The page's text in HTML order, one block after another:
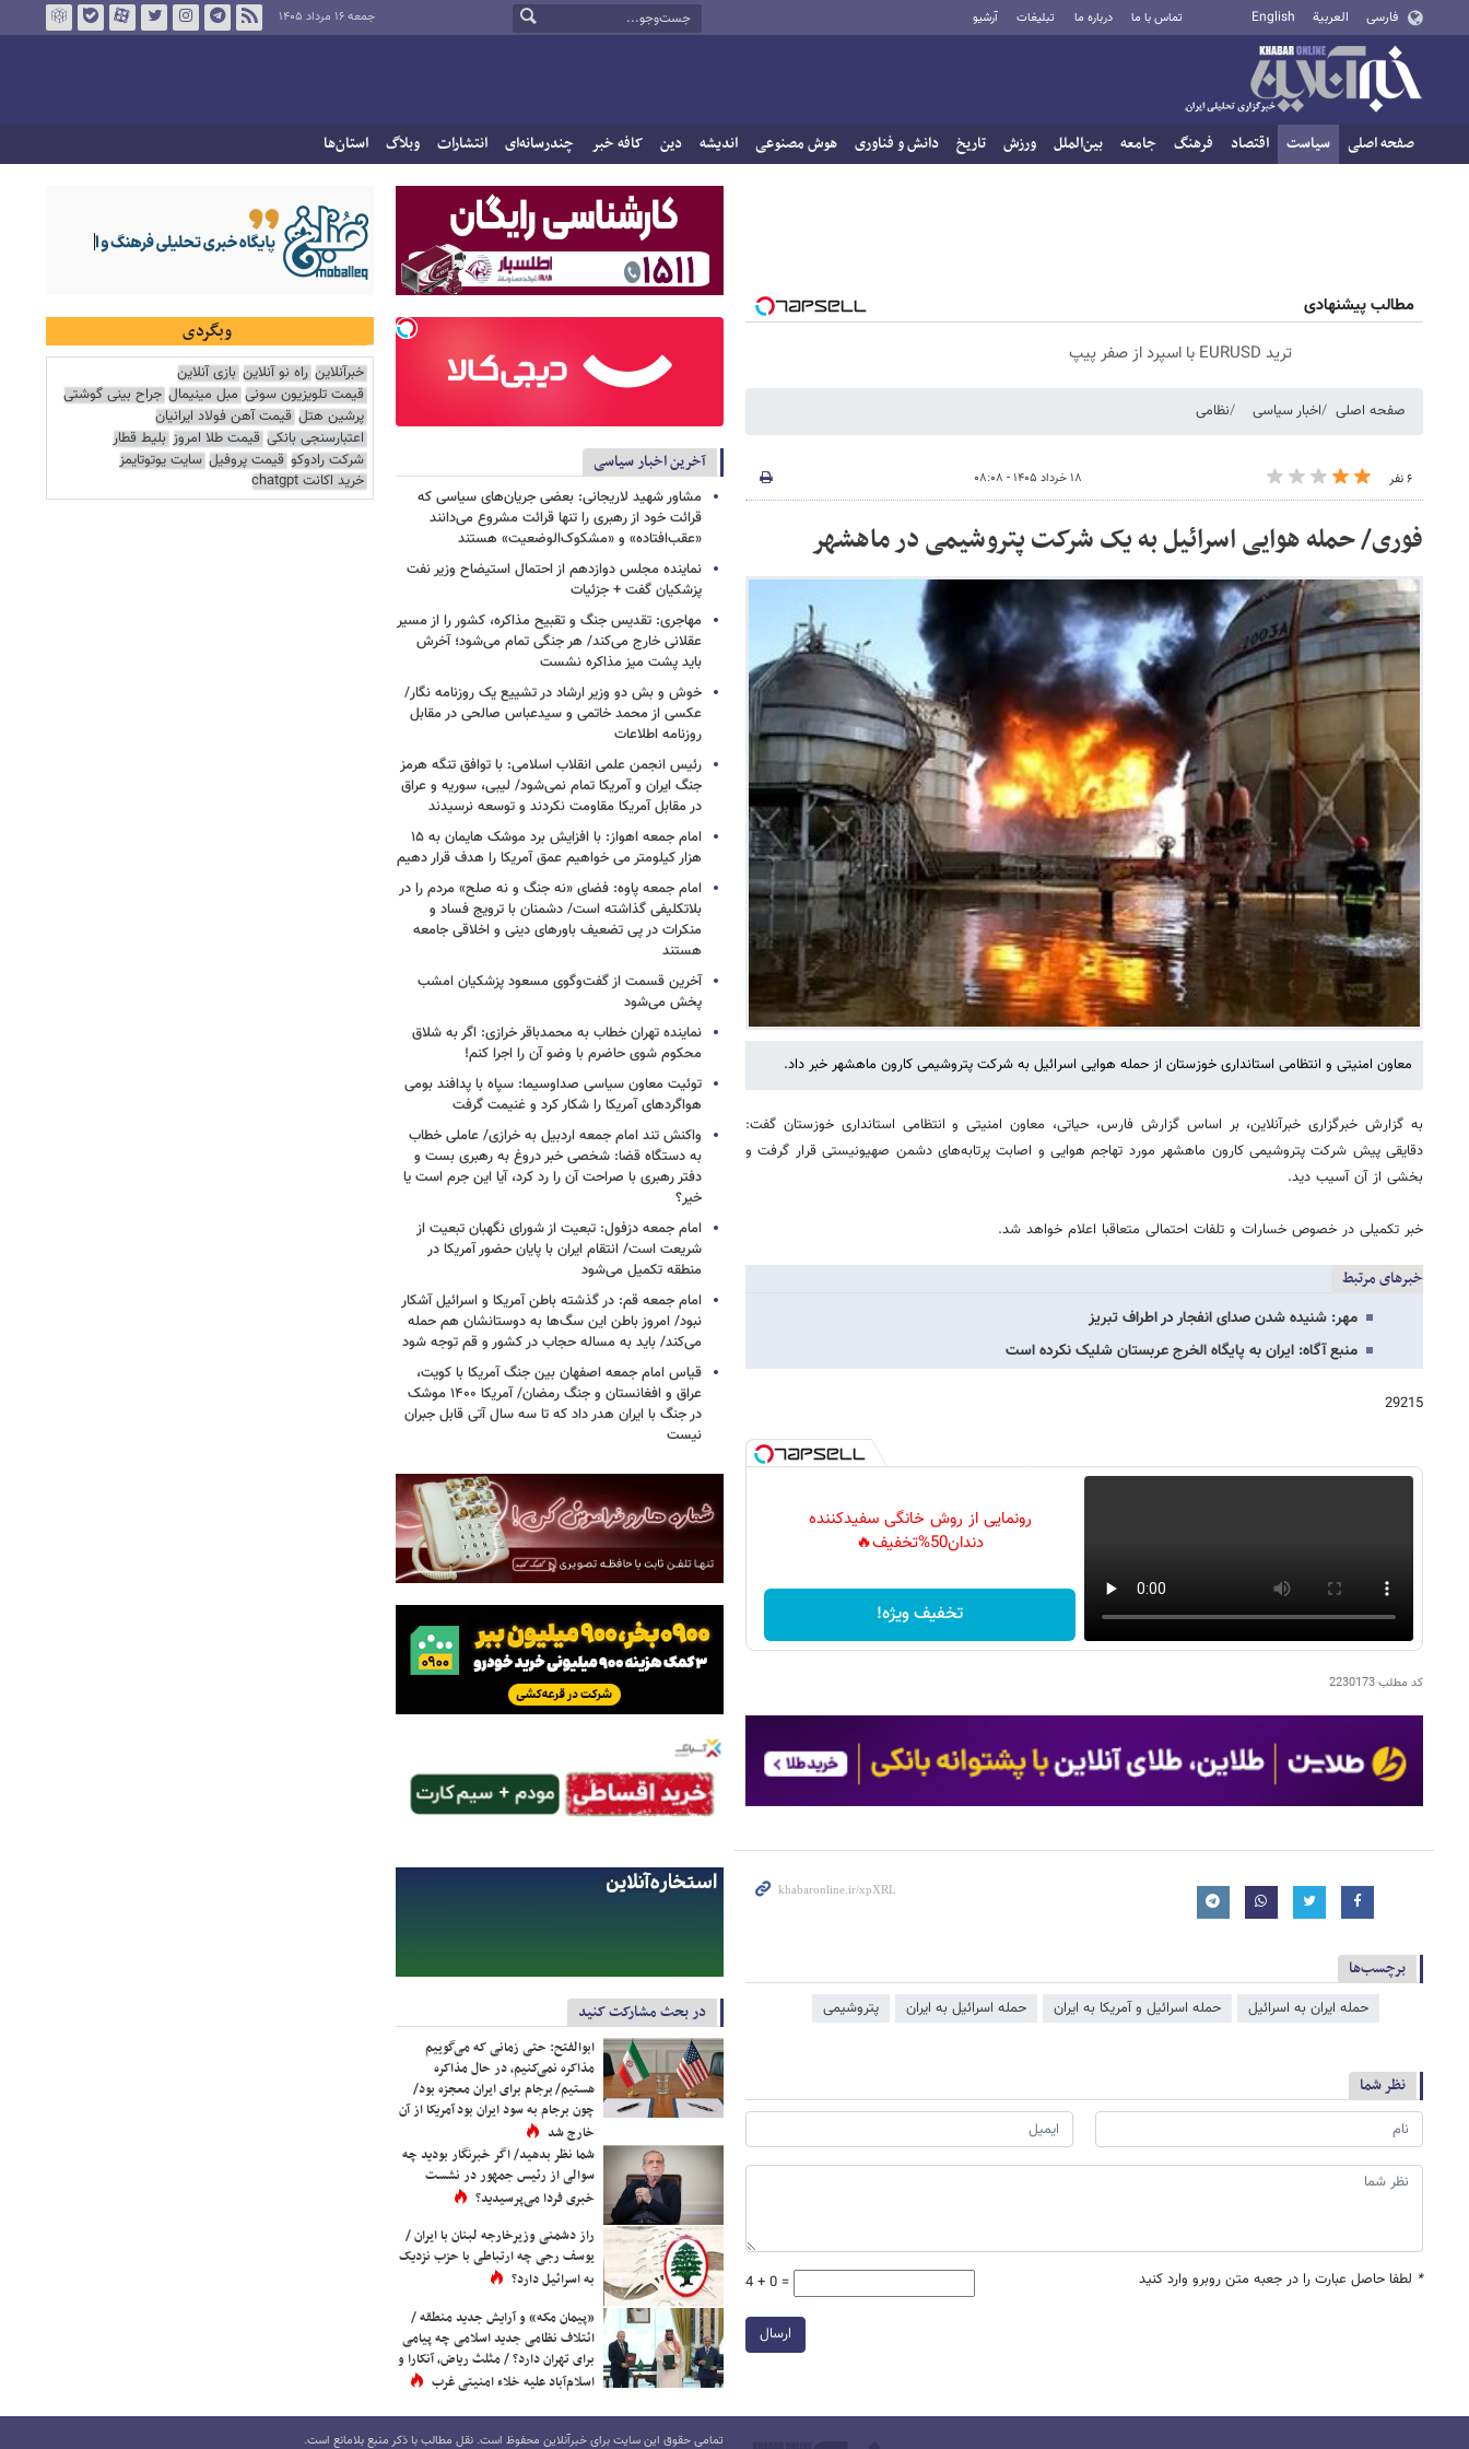
فارسی العربية English تماس با ما درباره ما تبلیغات آرشیو جمعه ۱۶ مرداد ۱۴۰۵
صفحه اصلی سیاست اقتصاد فرهنگ جامعه بین‌الملل ورزش تاریخ دانش و فناوری هوش مصنوعی اندیشه دین کافه خبر چندرسانه‌ای انتشارات وبلاگ استان‌ها
مطالب پیشنهادی
ترید EURUSD با اسپرد از صفر پیپ
صفحه اصلی اخبار سیاسی نظامی
۶ نفر ۱۸ خرداد ۱۴۰۵ - ۰۸:۰۸
فوری/ حمله هوایی اسرائیل به یک شرکت پتروشیمی در ماهشهر
معاون امنیتی و انتظامی استانداری خوزستان از حمله هوایی اسرائیل به شرکت پتروشیمی کارون ماهشهر خبر داد.
به گزارش خبرگزاری خبرآنلاین، بر اساس گزارش فارس، حیاتی، معاون امنیتی و انتظامی استانداری خوزستان گفت:
دقایقی پیش شرکت پتروشیمی کارون ماهشهر مورد تهاجم هوایی و اصابت پرتابه‌های دشمن صهیونیستی قرار گرفت و
بخشی از آن آسیب دید.
خبر تکمیلی در خصوص خسارات و تلفات احتمالی متعاقبا اعلام خواهد شد.
خبرهای مرتبط
مهر: شنیده شدن صدای انفجار در اطراف تبریز
منبع آگاه: ایران به پایگاه الخرج عربستان شلیک نکرده است
29215
رونمایی از روش خانگی سفیدکننده
دندان50%تخفیف🔥
تخفیف ویژه!
کد مطلب2230173
برچسب‌ها
حمله ایران به اسرائیل حمله اسرائیل و آمریکا به ایران حمله اسرائیل به ایران پتروشیمی
نظر شما
* لطفا حاصل عبارت را در جعبه متن روبرو وارد کنید 4 + 0 =
ارسال
آخرین اخبار سیاسی
مشاور شهید لاریجانی: بعضی جریان‌های سیاسی که
قرائت خود از رهبری را تنها قرائت مشروع می‌دانند
«عقب‌افتاده» و «مشکوک‌الوضعیت» هستند
نماینده مجلس دوازدهم از احتمال استیضاح وزیر نفت
پزشکیان گفت + جزئیات
مهاجری: تقدیس جنگ و تقبیح مذاکره، کشور را از مسیر
عقلانی خارج می‌کند/ هر جنگی تمام می‌شود؛ آخرش
باید پشت میز مذاکره نشست
خوش و بش دو وزیر ارشاد در تشییع یک روزنامه نگار/
عکسی از محمد خاتمی و سیدعباس صالحی در مقابل
روزنامه اطلاعات
رئیس انجمن علمی انقلاب اسلامی: با توافق تنگه هرمز
جنگ ایران و آمریکا تمام نمی‌شود/ لیبی، سوریه و عراق
در مقابل آمریکا مقاومت نکردند و توسعه نرسیدند
امام‌ جمعه اهواز: با افزایش برد موشک هایمان به ۱۵
هزار کیلومتر می خواهیم عمق آمریکا را هدف قرار دهیم
امام جمعه پاوه: فضای «نه جنگ و نه صلح» مردم را در
بلاتکلیفی گذاشته است/ دشمنان با ترویج فساد و
منکرات در پی تضعیف باورهای دینی و اخلاقی جامعه
هستند
آخرین قسمت از گفت‌وگوی مسعود پزشکیان امشب
پخش می‌شود
نماینده تهران خطاب به محمدباقر خرازی: اگر به شلاق
محکوم شوی حاضرم با وضو آن را اجرا کنم!
توئیت معاون سیاسی صداوسیما: سپاه با پدافند بومی
هواگردهای آمریکا را شکار کرد و غنیمت گرفت
واکنش تند امام جمعه اردبیل به خرازی/ عاملی خطاب
به دستگاه قضا: شخصی خبر دروغ به رهبری بست و
دفتر رهبری با صراحت آن را رد کرد، آیا این جرم است یا
خیر؟
امام جمعه دزفول: تبعیت از شورای نگهبان تبعیت از
شریعت است/ انتقام ایران با پایان حضور آمریکا در
منطقه تکمیل می‌شود
امام جمعه قم: در گذشته باطن آمریکا و اسرائیل آشکار
نبود/ امروز باطن این سگ‌ها به دوستانشان هم حمله
می‌کند/ باید به مساله حجاب در کشور و قم توجه شود
قیاس امام جمعه اصفهان بین جنگ آمریکا با کویت،
عراق و افغانستان و جنگ رمضان/ آمریکا ۱۴۰۰ موشک
در جنگ با ایران هدر داد که تا سه سال آتی قابل جبران
نیست
در بحث مشارکت کنید
ابوالفتح: حتی زمانی که می‌گوییم
مذاکره نمی‌کنیم، در حال مذاکره
هستیم/ برجام برای ایران معجزه بود/
چون برجام به سود ایران بود آمریکا از آن
خارج شد
شما نظر بدهید/ اگر خبرنگار بودید چه
سوالی از رئیس جمهور در نشست
خبری فردا می‌پرسیدید؟
راز دشمنی وزیرخارجه لبنان با ایران /
یوسف رجی چه ارتباطی با حزب نزدیک
به اسرائیل دارد؟
«پیمان مکه» و آرایش جدید منطقه /
ائتلاف نظامی جدید اسلامی چه پیامی
برای تهران دارد؟ / مثلث ریاض، آنکارا و
اسلام‌آباد علیه خلاء امنیتی غرب
وبگردی
خبرآنلاین راه نو آنلاین بازی آنلاین
قیمت تلویزیون سونی مبل مینیمال جراح بینی گوشتی
پرشین هتل قیمت آهن فولاد ایرانیان
اعتبارسنجی بانکی قیمت طلا امروز بلیط قطار
شرکت رادوکو قیمت پروفیل سایت یوتوتایمز
خرید اکانت chatgpt
تمامی حقوق این سایت برای خبرآنلاین محفوظ است. نقل مطالب با ذکر منبع بلامانع است.